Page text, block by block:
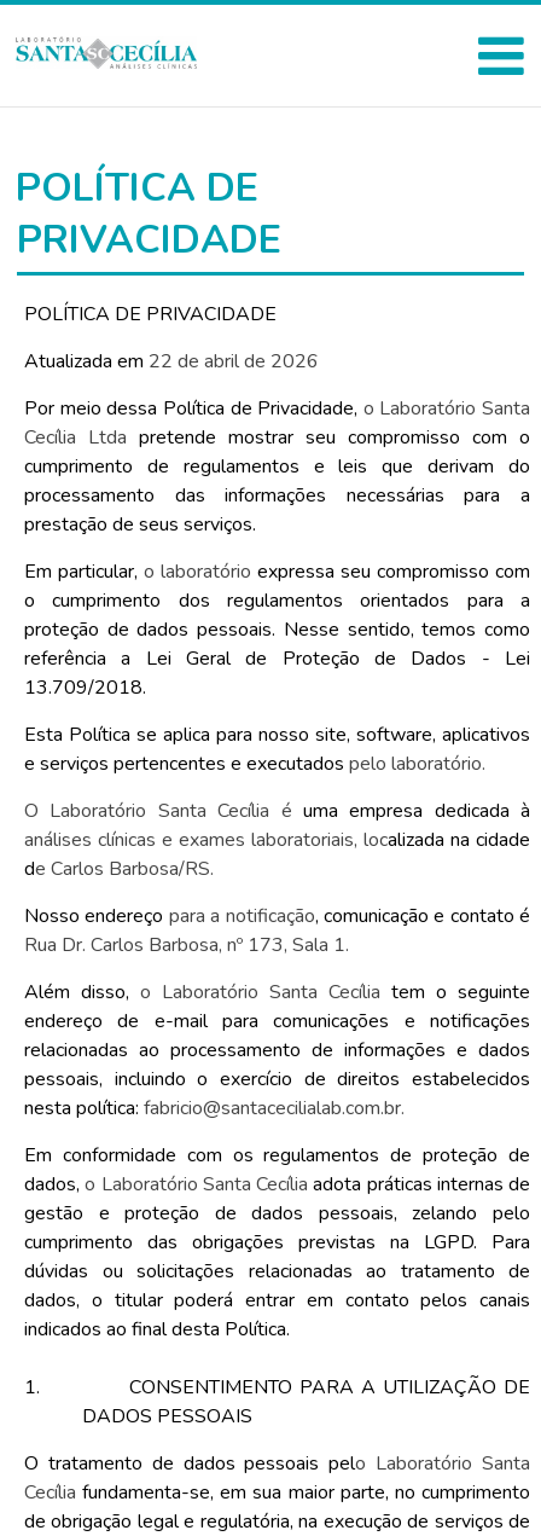
POLÍTICA DE
PRIVACIDADE
POLÍTICA DE PRIVACIDADE
Atualizada em 22 de abril de 2026
Por meio dessa Política de Privacidade, o Laboratório Santa
Cecília Ltda pretende mostrar seu compromisso com o
cumprimento de regulamentos e leis que derivam do
processamento das informações necessárias para a
prestação de seus serviços.
Em particular,o laboratório expressa seu compromisso com
o cumprimento dos regulamentos orientados para a
proteção de dados pessoais. Nesse sentido, temos como
referência a Lei Geral de Proteção de Dados - Lei
13.709/2018.
Esta Política se aplica para nosso site, software, aplicativos
e serviços pertencentes e executados pelo laboratório.
O Laboratório Santa Cecília é uma empresa dedicada à
análises clínicas e exames laboratoriais, localizada na cidade
de Carlos Barbosa/RS.
Nosso endereço para a notificação, comunicação e contato é
Rua Dr. Carlos Barbosa, nº 173, Sala 1.
Além disso,o Laboratório Santa Cecíliatem o seguinte
endereço de e-mail para comunicações e notificações
relacionadas ao processamento de informações e dados
pessoais, incluindo o exercício de direitos estabelecidos
nesta política: fabricio@santacecilialab.com.br.
Em conformidade com os regulamentos de proteção de
dados,o Laboratório Santa Cecília adota práticas internas de
gestão e proteção de dados pessoais, zelando pelo
cumprimento das obrigações previstas na LGPD. Para
dúvidas ou solicitações relacionadas ao tratamento de
dados, o titular poderá entrar em contato pelos canais
indicados ao final desta Política.
1.
CONSENTIMENTO PARA A UTILIZAÇÃO DE
DADOS PESSOAIS
O tratamento de dados pessoais pelo Laboratório Santa
Cecíliafundamenta-se, em sua maior parte, no cumprimento
de obrigação legal e regulatória, na execução de serviços de